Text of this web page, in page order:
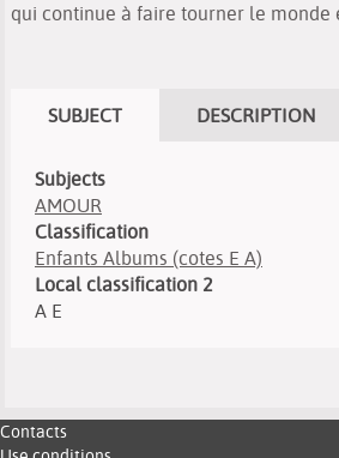
qui continue à faire tourner le monde
SUBJECT DESCRIPTION
Subjects
AMOUR
Classification
Enfants Albums (cotes E A)
Local classification 2
A E
Contacts